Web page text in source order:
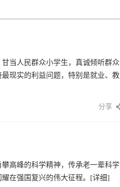
当人民群众小学生，真诚倾听群众
现实的利益问题，特别是就业、教
分享
高峰的科学精神，传承老一辈科学
在强国复兴的伟大征程。 [详细]